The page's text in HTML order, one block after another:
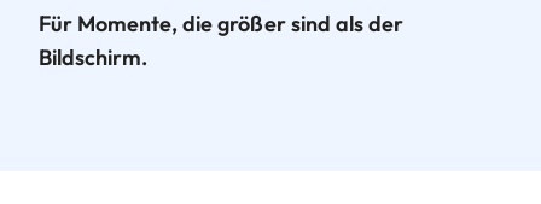
Für Momente, die größer sind als der
Bildschirm.